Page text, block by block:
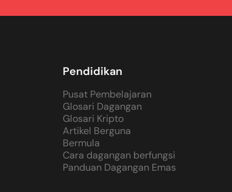
Pendidikan
Pusat Pembelajaran
Glosari Dagangan
Glosari Kripto
Artikel Berguna
Bermula
Cara dagangan berfungsi
Panduan Dagangan Emas